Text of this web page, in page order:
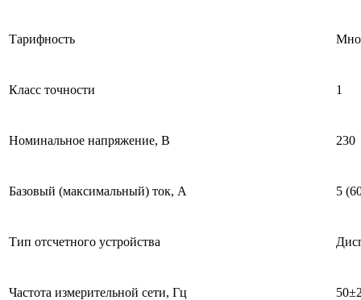
Тарифность
Класс точности 1
Номинальное напряжение, В 230
Базовый (максимальный) ток, А 5
Тип отсчетного устройства
Частота измерительной сети, Гц